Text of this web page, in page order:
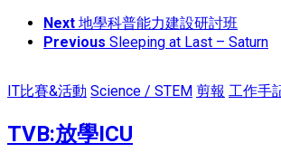
Next 地學科普能力建設研討班
Previous Sleeping at Last – Saturn
IT比賽&活動 Science / STEM 剪報 工作手
TVB:放學ICU